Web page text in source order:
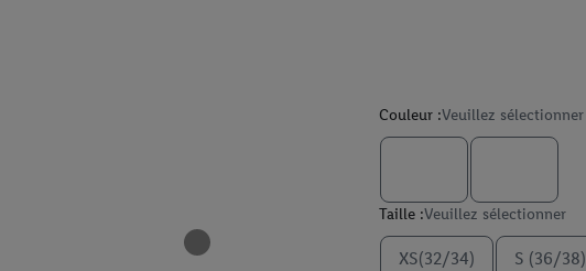
Couleur :Veuillez sélectionner
Taille :Veuillez sélectionner
XS(32/34) S (36/38)